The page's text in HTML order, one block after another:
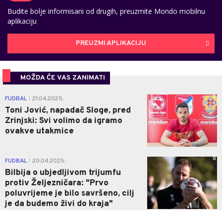
Budite bolje informisani od drugih, preuzmite Mondo mobilnu
aplikaciju
PREUZMI APLIKACIJU
MOŽDA ĆE VAS ZANIMATI
FUDBAL 21.04.2025.
Toni Jović, napadač Sloge, pred
Zrinjski: Svi volimo da igramo
ovakve utakmice
0
FUDBAL 20.04.2025.
Bilbija o ubjedljivom trijumfu
protiv Željezničara: "Prvo
poluvrijeme je bilo savršeno, cilj
je da budemo živi do kraja"
0